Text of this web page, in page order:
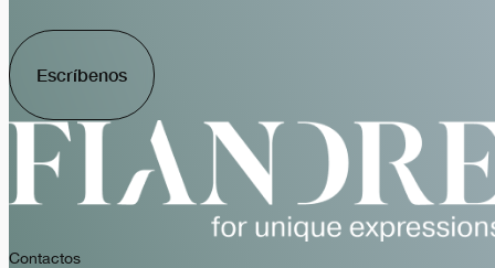
Escríbenos
Contactos